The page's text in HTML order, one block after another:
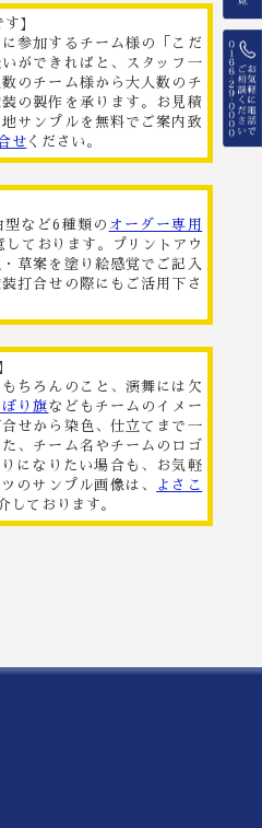
】
参加するチーム様の「こだ
ができればと、スタッフ一
のチーム様から大人数のチ
の製作を承ります。お見積
サンプルを無料でご案内致
せ ください。
など6種類の オーダー専用
しております。プリントアウ
草案を塗り絵感覚でご記入
打合せの際にもご活用下さ
ちろんのこと、演舞には欠
ぼり旗などもチームのイメー
せから染色、仕立てまで一
、チーム名やチームのロゴ
になりたい場合も、お気軽
のサンプル画像は、
よさこ
しております。